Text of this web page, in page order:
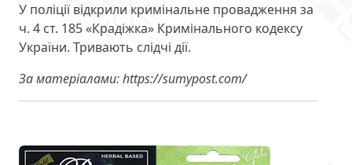
У поліції відкрили кримінальне провадження за
ч. 4 ст. 185 «Крадіжка» Кримінального кодексу
України. Тривають слідчі дії.
За матеріалами: https://sumypost.com/